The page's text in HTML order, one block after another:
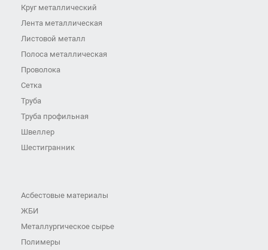
Круг металлический
Лента металлическая
Листовой металл
Полоса металлическая
Проволока
Сетка
Труба
Труба профильная
Швеллер
Шестигранник
Асбестовые материалы
ЖБИ
Металлургическое сырье
Полимеры